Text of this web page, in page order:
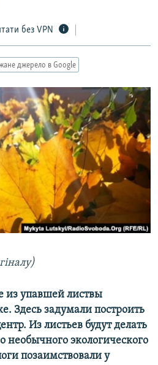
без VPN
джерело в Google
из упавшей листвы
Здесь задумали построить
Из листьев будут делать
необычного экологического
позаимствовали у